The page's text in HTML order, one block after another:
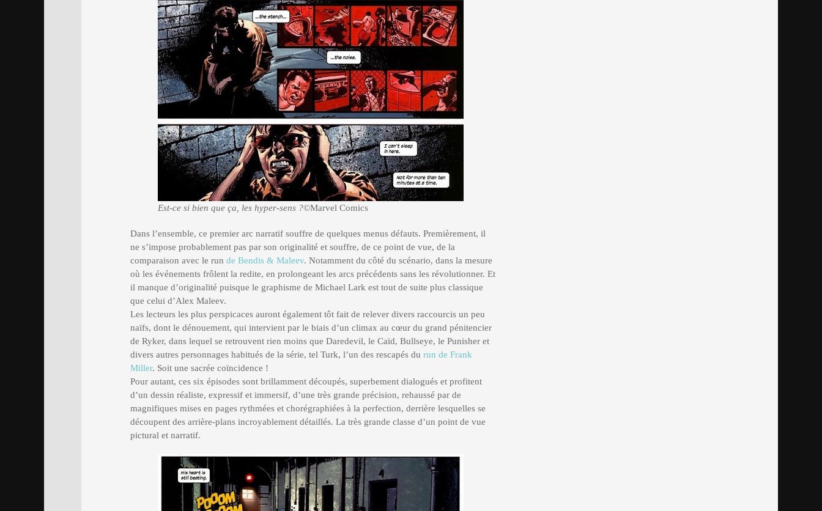
Est-ce si bien que ça, les hyper-sens ?©Marvel Comics
Dans l’ensemble, ce premier arc narratif souffre de quelques menus défauts. Premièrement, il
ne s’impose probablement pas par son originalité et souffre, de ce point de vue, de la
comparaison avec le run de Bendis & Maleev. Notamment du côté du scénario, dans la mesure
où les événements frôlent la redite, en prolongeant les arcs précédents sans les révolutionner. Et
il manque d’originalité puisque le graphisme de Michael Lark est tout de suite plus classique
que celui d’Alex Maleev.
Les lecteurs les plus perspicaces auront également tôt fait de relever divers raccourcis un peu
naïfs, dont le dénouement, qui intervient par le biais d’un climax au cœur du grand pénitencier
de Ryker, dans lequel se retrouvent rien moins que Daredevil, le Caïd, Bullseye, le Punisher et
divers autres personnages habitués de la série, tel Turk, l’un des rescapés du run de Frank
Miller. Soit une sacrée coïncidence !
Pour autant, ces six épisodes sont brillamment découpés, superbement dialogués et profitent
d’un dessin réaliste, expressif et immersif, d’une très grande précision, rehaussé par de
magnifiques mises en pages rythmées et chorégraphiées à la perfection, derrière lesquelles se
découpent des arrière-plans incroyablement détaillés. La très grande classe d’un point de vue
pictural et narratif.